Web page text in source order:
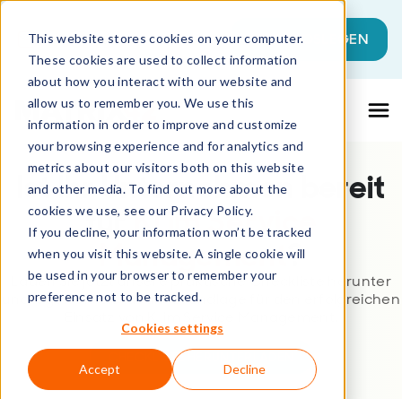
This website stores cookies on your computer.
These cookies are used to collect information
about how you interact with our website and
allow us to remember you. We use this
information in order to improve and customize
your browsing experience and for analytics and
metrics about our visitors both on this website
and other media. To find out more about the
cookies we use, see our Privacy Policy.
If you decline, your information won’t be tracked
when you visit this website. A single cookie will
be used in your browser to remember your
preference not to be tracked.
Cookies settings
Accept Decline
Dies ist ein Suchfeld mit einer
Es gibt keine Vorschläge, da das
JETZT LOSLEGEN
Ist Ihr Unternehmen bereit
fürKI im Service
Management?
Laden Sie jetzt unsere praktische Checkliste herunter
und legen Sie die ideale Grundlage für den erfolgreichen
CHECKLISTE HERUNTERLADEN